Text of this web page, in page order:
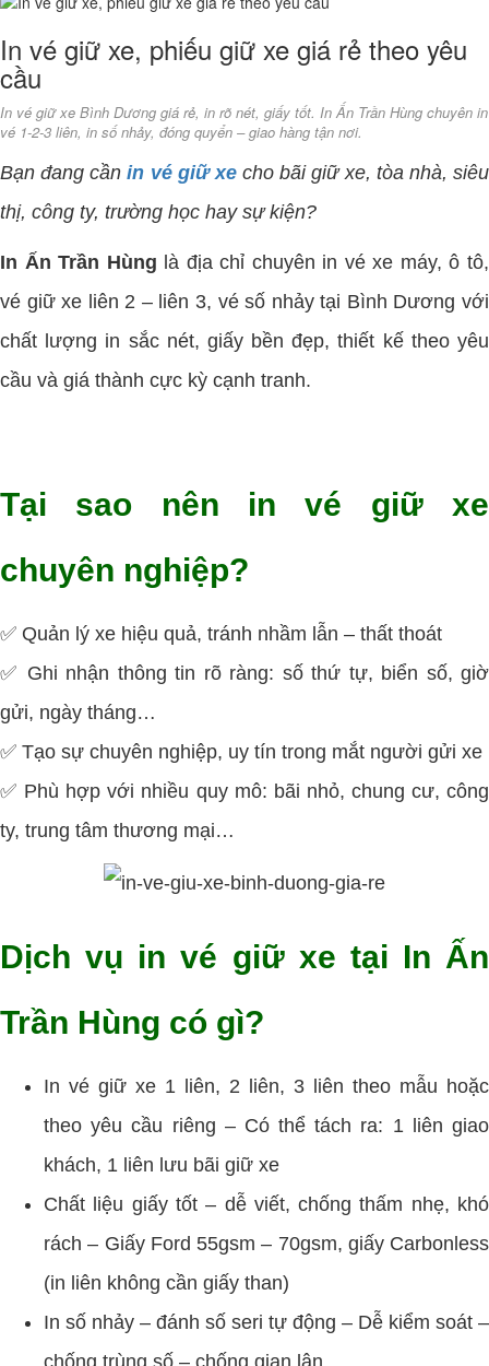
In vé giữ xe, phiếu giữ xe giá rẻ theo yêu
cầu
In vé giữ xe Bình Dương giá rẻ, in rõ nét, giấy tốt. In Ấn Trần Hùng chuyên in
vé 1-2-3 liên, in số nhảy, đóng quyển – giao hàng tận nơi.
Bạn đang cầnin vé giữ xecho bãi giữ xe, tòa nhà, siêu
thị, công ty, trường học hay sự kiện?
In Ấn Trần Hùng là địa chỉ chuyên in vé xe máy, ô tô,
vé giữ xe liên 2 – liên 3, vé số nhảy tại Bình Dương với
chất lượng in sắc nét, giấy bền đẹp, thiết kế theo yêu
cầu và giá thành cực kỳ cạnh tranh.
Tại sao nên in vé giữ xe
chuyên nghiệp?
✅ Quản lý xe hiệu quả, tránh nhầm lẫn – thất thoát
✅ Ghi nhận thông tin rõ ràng: số thứ tự, biển số, giờ
gửi, ngày tháng…
✅ Tạo sự chuyên nghiệp, uy tín trong mắt người gửi xe
✅ Phù hợp với nhiều quy mô: bãi nhỏ, chung cư, công
ty, trung tâm thương mại…
Dịch vụ in vé giữ xe tại In Ấn
Trần Hùng có gì?
In vé giữ xe 1 liên, 2 liên, 3 liên theo mẫu hoặc
theo yêu cầu riêng – Có thể tách ra: 1 liên giao
khách, 1 liên lưu bãi giữ xe
Chất liệu giấy tốt – dễ viết, chống thấm nhẹ, khó
rách – Giấy Ford 55gsm – 70gsm, giấy Carbonless
(in liên không cần giấy than)
In số nhảy – đánh số seri tự động – Dễ kiểm soát –
chống trùng số – chống gian lận